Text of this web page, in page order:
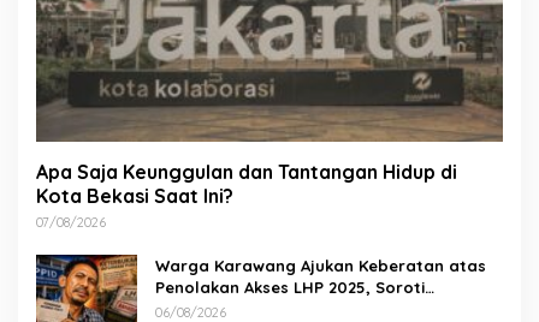
Apa Saja Keunggulan dan Tantangan Hidup di
Kota Bekasi Saat Ini?
07/08/2026
Warga Karawang Ajukan Keberatan atas
Penolakan Akses LHP 2025, Soroti
Keterbukaan Informasi Publik
06/08/2026